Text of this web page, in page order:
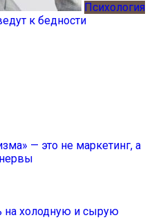
Психология
к бедности
— это не маркетинг, а
на холодную и сырую